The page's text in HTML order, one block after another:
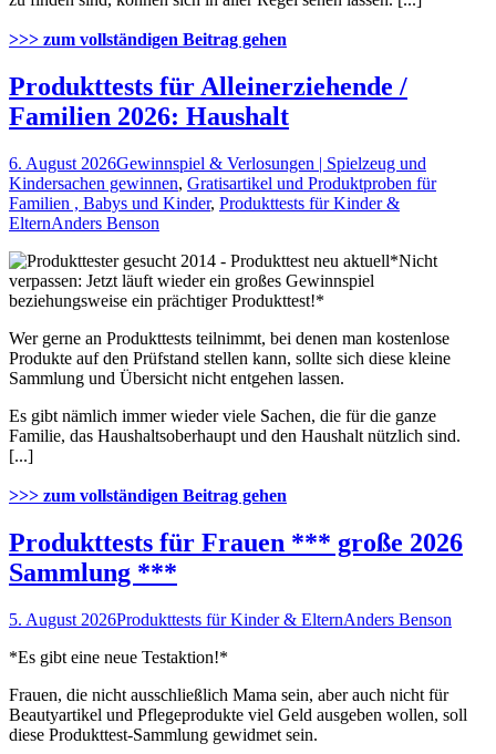
>>> zum vollständigen Beitrag gehen
Produkttests für Alleinerziehende /
Familien 2026: Haushalt
6. August 2026Gewinnspiel & Verlosungen | Spielzeug und
Kindersachen gewinnen, Gratisartikel und Produktproben für
Familien , Babys und Kinder, Produkttests für Kinder &
ElternAnders Benson
*Nicht
verpassen: Jetzt läuft wieder ein großes Gewinnspiel
beziehungsweise ein prächtiger Produkttest!*
Wer gerne an Produkttests teilnimmt, bei denen man kostenlose
Produkte auf den Prüfstand stellen kann, sollte sich diese kleine
Sammlung und Übersicht nicht entgehen lassen.
Es gibt nämlich immer wieder viele Sachen, die für die ganze
Familie, das Haushaltsoberhaupt und den Haushalt nützlich sind.
[...]
>>> zum vollständigen Beitrag gehen
Produkttests für Frauen *** große 2026
Sammlung ***
5. August 2026Produkttests für Kinder & ElternAnders Benson
*Es gibt eine neue Testaktion!*
Frauen, die nicht ausschließlich Mama sein, aber auch nicht für
Beautyartikel und Pflegeprodukte viel Geld ausgeben wollen, soll
diese Produkttest-Sammlung gewidmet sein.